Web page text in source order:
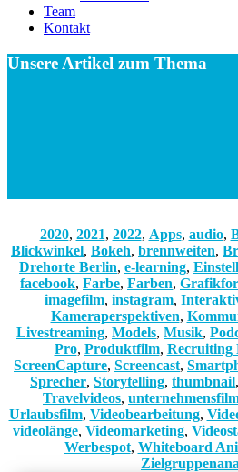
Team
Kontakt
Unsere Artikel zum Thema
2020, 2021, 2022, Apps, audio,
Blickwinkel, Bokeh, brennweiten,
Drehorte Berlin, e-learning,
facebook, Farbe, Farben,
imagefilm, instagram,
Kameraperspektiven,
Livestreaming, Models, Musik,
Pro, Produktfilm, Recruiting
ScreenCapture, Screencast,
Sprecher, Storytelling, thumbnail,
Travelvideos,
Urlaubsfilm, Videobearbeitung,
videolänge, Videomarketing,
Werbespot, Whiteboard